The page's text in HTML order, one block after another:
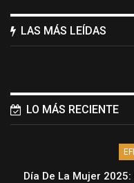
LAS MÁS LEÍDAS
LO MÁS RECIENTE
Día De La Mujer